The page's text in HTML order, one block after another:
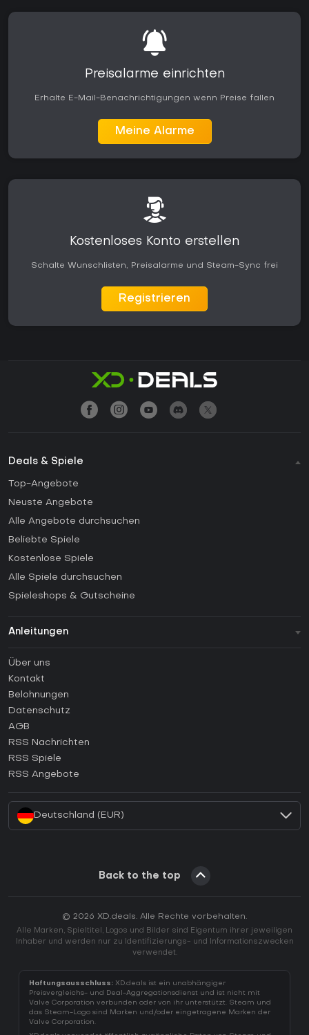
Preisalarme einrichten
Erhalte E-Mail-Benachrichtigungen wenn Preise fallen
Meine Alarme
Kostenloses Konto erstellen
Schalte Wunschlisten, Preisalarme und Steam-Sync frei
Registrieren
Deals & Spiele
Top-Angebote
Neuste Angebote
Alle Angebote durchsuchen
Beliebte Spiele
Kostenlose Spiele
Alle Spiele durchsuchen
Spieleshops & Gutscheine
Anleitungen
Anleitungen
Wie aktiviert man einen Steam CD Key?
Wie aktiviert man einen Epic Games CD Key?
Wie aktiviert man einen GOG CD Key?
Wie aktiviert man einen Ubisoft Connect CD Key?
Über uns
Kontakt
Belohnungen
Datenschutz
AGB
RSS Nachrichten
RSS Spiele
RSS Angebote
Deutschland (EUR)
Back to the top
© 2026 XD.deals. Alle Rechte vorbehalten.
Alle Marken, Spieltitel, Logos und Bilder sind Eigentum ihrer jeweiligen
Inhaber und werden nur zu Identifizierungs- und Informationszwecken
verwendet.
Haftungsausschluss: XD.deals ist ein unabhängiger
Preisvergleichs- und Deal-Aggregationsdienst und ist nicht mit
Valve Corporation verbunden oder von ihr unterstützt. Steam und
das Steam-Logo sind Marken und/oder eingetragene Marken der
Valve Corporation.